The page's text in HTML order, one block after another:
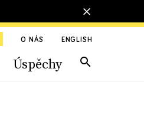
O NÁS ENGLISH
Úspěchy